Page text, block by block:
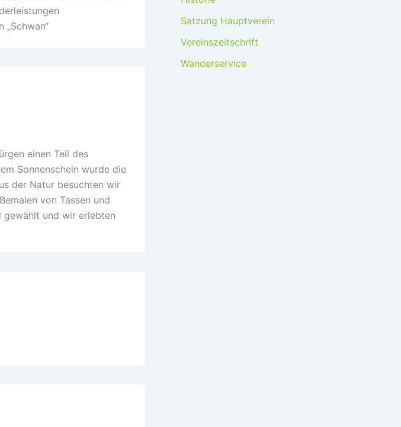
einen Teil des
Sonnenschein wurde die
der Natur besuchten wir
von Tassen und
gewählt und wir erlebten
Satzung Hauptverein
Vereinszeitschrift
Wanderservice